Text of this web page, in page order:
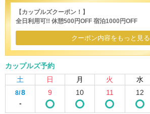
【カップルズクーポン！】
全日利用可!! 休憩500円OFF 宿泊1000円OFF
クーポン内容をもっと見る
カップルズ予約
土
日 月 火 水
8/8
-
9 10 11 12